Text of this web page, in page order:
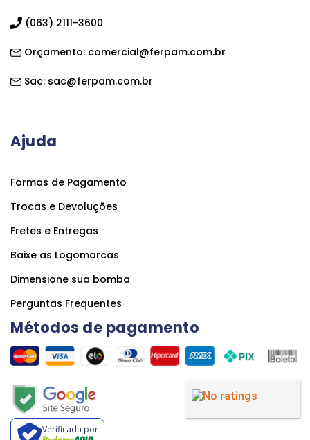
(063) 2111-3600
Orçamento: comercial@ferpam.com.br
Sac: sac@ferpam.com.br
Ajuda
Formas de Pagamento
Trocas e Devoluções
Fretes e Entregas
Baixe as Logomarcas
Dimensione sua bomba
Perguntas Frequentes
Métodos de pagamento
Verificada por